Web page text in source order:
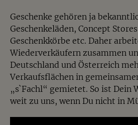
Geschenke gehören ja
Geschenkeläden, Concept
Geschenkkörbe etc. Daher
Wiederverkäufern zusammen
Deutschland und Österreich
Verkaufsflächen in
„s`Fachl“ gemietet. So ist Dein
weit zu uns, wenn Du nicht in